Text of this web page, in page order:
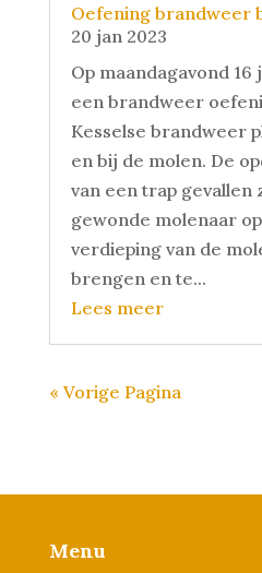
Oefening brandweer
20 jan 2023
Op maandagavond
een brandweer
Kesselse brandweer
en bij de molen. De
van een trap gevallen
gewonde molenaar
verdieping van de
brengen en te...
Lees meer
« Vorige Pagina
Menu